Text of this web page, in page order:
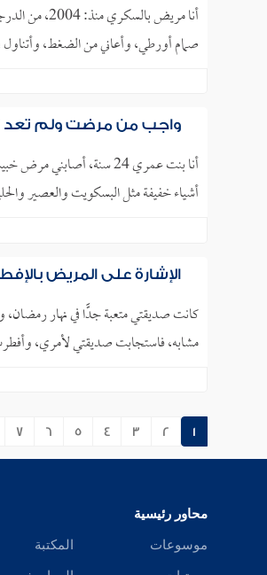
أنا مريض
صمام أورطي، وأعاني من الضغط، وأتناول في اليوم 5 أقراص للقلب، عدا أقراص السكري، وقد جربت
واجب من مرضت ولم تعد
أنا بنت عمري 24 سنة،
أشياء خفيفة مثل البسكويت والعصير
الإشارة على المريض
كانت صديقتي متعبة جدًّا في نهار
مشابه، فاستجابت صديقتي لأمري،
1
2
3
4
5
6
7
محاور رئيسية
موسوعات المكتبة